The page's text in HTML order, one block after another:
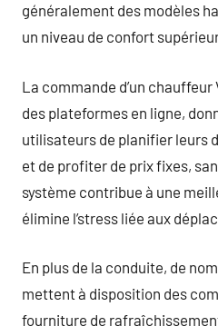
généralement des modèles
un niveau de confort
La commande d’un
des plateformes en ligne,
utilisateurs de planifier leurs
et de profiter de prix fixes,
système contribue à une
élimine l’stress liée aux
En plus de la conduite, de
mettent à disposition des
fourniture de